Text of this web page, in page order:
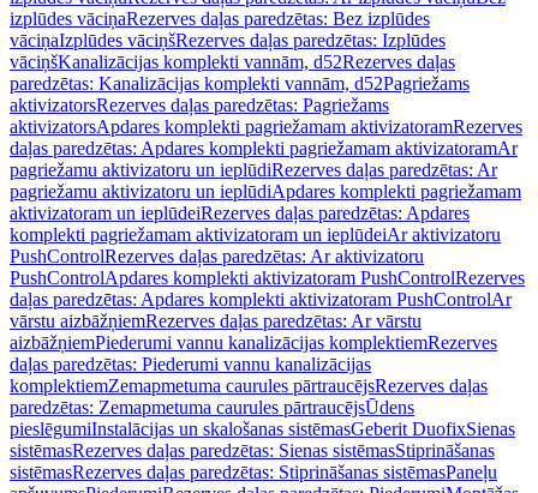
izplūdes vāciņaRezerves daļas paredzētas: Bez izplūdes
vāciņaIzplūdes vāciņšRezerves daļas paredzētas: Izplūdes
vāciņšKanalizācijas komplekti vannām, d52Rezerves daļas
paredzētas: Kanalizācijas komplekti vannām, d52Pagriežams
aktivizatorsRezerves daļas paredzētas: Pagriežams
aktivizatorsApdares komplekti pagriežamam aktivizatoramRezerves
daļas paredzētas: Apdares komplekti pagriežamam aktivizatoramAr
pagriežamu aktivizatoru un ieplūdiRezerves daļas paredzētas: Ar
pagriežamu aktivizatoru un ieplūdiApdares komplekti pagriežamam
aktivizatoram un ieplūdeiRezerves daļas paredzētas: Apdares
komplekti pagriežamam aktivizatoram un ieplūdeiAr aktivizatoru
PushControlRezerves daļas paredzētas: Ar aktivizatoru
PushControlApdares komplekti aktivizatoram PushControlRezerves
daļas paredzētas: Apdares komplekti aktivizatoram PushControlAr
vārstu aizbāžņiemRezerves daļas paredzētas: Ar vārstu
aizbāžņiemPiederumi vannu kanalizācijas komplektiemRezerves
daļas paredzētas: Piederumi vannu kanalizācijas
komplektiemZemapmetuma caurules pārtraucējsRezerves daļas
paredzētas: Zemapmetuma caurules pārtraucējsŪdens
pieslēgumiInstalācijas un skalošanas sistēmasGeberit DuofixSienas
sistēmasRezerves daļas paredzētas: Sienas sistēmasStiprināšanas
sistēmasRezerves daļas paredzētas: Stiprināšanas sistēmasPaneļu